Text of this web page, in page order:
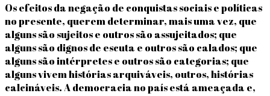
Os efeitos da negação de conquistas sociais e políticas
no presente, querem determinar, mais uma vez, que
alguns são sujeitos e outros são assujeitados; que
alguns são dignos de escuta e outros são calados; que
alguns são intérpretes e outros são categorias; que
alguns vivem histórias arquiváveis, outros, histórias
calcináveis. A democracia no país está ameaçada e,